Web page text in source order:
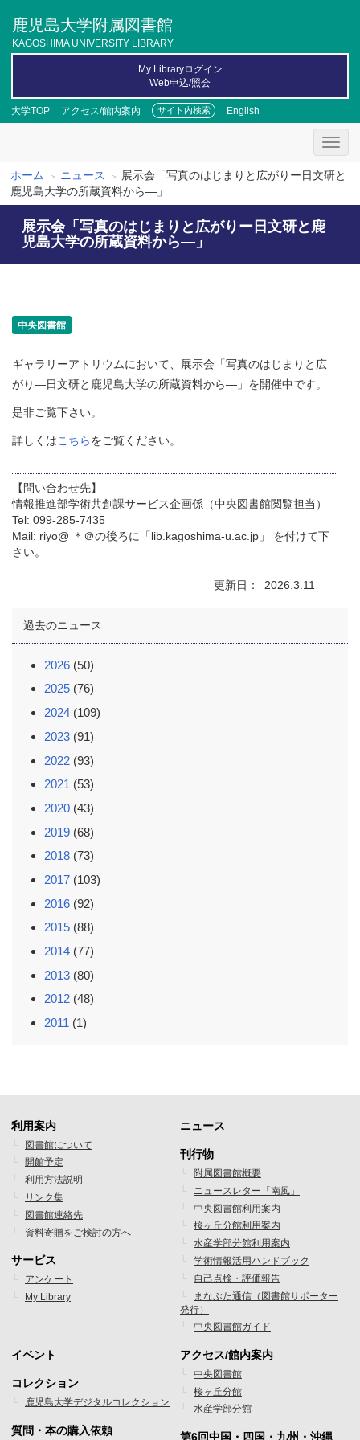
ツ
鹿児島大学附属図書館
KAGOSHIMA UNIVERSITY LIBRARY
大学TOP アクセス/館内案内 サイト内検索 English
My Libraryログイン
Web申込/照会
パ
ン
く
ず
ホーム ニュース
展示会「写真のはじまりと広がりー日文研と
鹿児島大学の所蔵資料から―」
展示会「写真のはじまりと広がりー日文研と鹿
児島大学の所蔵資料から―」
中央図書館
ギャラリーアトリウムにおいて、展示会「写真のはじまりと広
がり―日文研と鹿児島大学の所蔵資料から―」を開催中です。
是非ご覧下さい。
詳しくはこちらをご覧ください。
【問い合わせ先】
情報推進部学術共創課サービス企画係（中央図書館閲覧担当）
Tel: 099-285-7435
Mail: riyo@ ＊＠の後ろに「lib.kagoshima-u.ac.jp」 を付けて下
さい。
更新日 2026.3.11
過去のニュース
2026 (50)
2025 (76)
2024 (109)
2023 (91)
2022 (93)
2021 (53)
2020 (43)
2019 (68)
2018 (73)
2017 (103)
2016 (92)
2015 (88)
2014 (77)
2013 (80)
2012 (48)
2011 (1)
フ
ッ
タ
ー
メ
ニ
ュ
1
利用案内
図書館について
開館予定
利用方法説明
リンク集
図書館連絡先
資料寄贈をご検討の方へ
サービス
アンケート
My Library
フ
ッ
タ
ー
メ
ニ
ュ
ー
2
ニュース
刊行物
附属図書館概要
ニュースレター「南風」
中央図書館利用案内
桜ヶ丘分館利用案内
水産学部分館利用案内
学術情報活用ハンドブック
自己点検・評価報告
まなぶた通信（図書館サポーター
発行）
中央図書館ガイド
フ
ッ
タ
イベント
コレクション
鹿児島大学デジタルコレクション
質問・本の購入依頼
フ
ッ
タ
アクセス/館内案内
中央図書館
桜ヶ丘分館
水産学部分館
第6回中国・四国・九州・沖縄